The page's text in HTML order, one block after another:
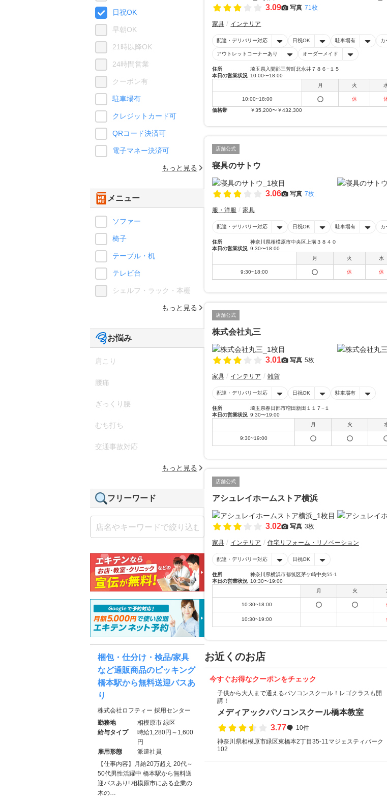
3.09 写真 71枚
家具 インテリア
配達・デリバリー対応 日祝OK 駐車場有 カ
アウトレットコーナーあり オーダーメイド
住所
埼玉県入間郡三芳町北永井７８６−１５
本日の営業状況 10:00〜18:00
月
火
10:00~18:00 休
価格帯
￥35,200〜￥432,300
店舗公式
寝具のサトウ
3.06 写真 7枚
服・洋服 家具
配達・デリバリー対応 日祝OK 駐車場有 カ
住所
神奈川県相模原市中央区上溝３８４０
本日の営業状況 9:30〜18:00
月
火 水
9:30~18:00 休 休
店舗公式
株式会社丸三
3.01 写真 5枚
家具 インテリア 雑貨
配達・デリバリー対応 日祝OK 駐車場有
住所
埼玉県春日部市増田新田１１７−１
本日の営業状況 9:30〜19:00
月
火
9:30~19:00
店舗公式
アシュレイホームストア横浜
3.02 写真 3枚
家具 インテリア 住宅リフォーム・リノベーション
配達・デリバリー対応 日祝OK
住所
神奈川県横浜市都筑区茅ケ崎中央55-1
本日の営業状況 10:30〜19:00
月
火
10:30~18:00
10:30~19:00
お近くのお店
今すぐお得なクーポンをチェック
子供から大人まで通えるパソコンスクール！レゴクラスも開
講！
メディアックパソコンスクール橋本教室
3.77
10件
神奈川県相模原市緑区東橋本2丁目35-11マジェスティパーク
102
日祝OK
早朝OK
21時以降OK
24時間営業
クーポン有
駐車場有
クレジットカード可
QRコード決済可
電子マネー決済可
もっと見る
メニュー
ソファー
椅子
テーブル・机
テレビ台
シェルフ・ラック・本棚
もっと見る
お悩み
肩こり
腰痛
ぎっくり腰
むち打ち
交通事故対応
もっと見る
フリーワード
梱包・仕分け・検品/家具
など通販商品のピッキング
橋本駅から無料送迎バスあ
り
株式会社ロフティー 採用センター
勤務地
相模原市 緑区
給与タイプ
時給1,280円～1,600
円
雇用形態
派遣社員
【仕事内容】月給20万超え 20代～
50代男性活躍中 橋本駅から無料送
迎バスあり! 相模原市にある企業の
木の…